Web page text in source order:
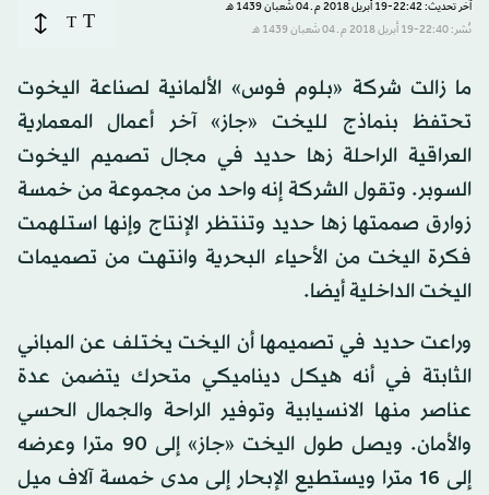
آخر تحديث: 22:42-19 أبريل 2018 م ـ 04 شَعبان 1439 هـ
نُشر: 22:40-19 أبريل 2018 م ـ 04 شَعبان 1439 هـ
T
T
ما زالت شركة «بلوم فوس» الألمانية لصناعة اليخوت
تحتفظ بنماذج لليخت «جاز» آخر أعمال المعمارية
العراقية الراحلة زها حديد في مجال تصميم اليخوت
السوبر. وتقول الشركة إنه واحد من مجموعة من خمسة
زوارق صممتها زها حديد وتنتظر الإنتاج وإنها استلهمت
فكرة اليخت من الأحياء البحرية وانتهت من تصميمات
اليخت الداخلية أيضا.
وراعت حديد في تصميمها أن اليخت يختلف عن المباني
الثابتة في أنه هيكل ديناميكي متحرك يتضمن عدة
عناصر منها الانسيابية وتوفير الراحة والجمال الحسي
والأمان. ويصل طول اليخت «جاز» إلى 90 مترا وعرضه
إلى 16 مترا ويستطيع الإبحار إلى مدى خمسة آلاف ميل